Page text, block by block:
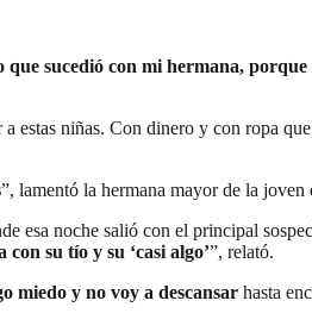
que sucedió con mi hermana, porque
estas niñas. Con dinero y con ropa
”, lamentó la hermana mayor de la joven
esa noche salió con el principal
su tío y su ‘casi algo’”, relató.
miedo y no voy a descansar hasta